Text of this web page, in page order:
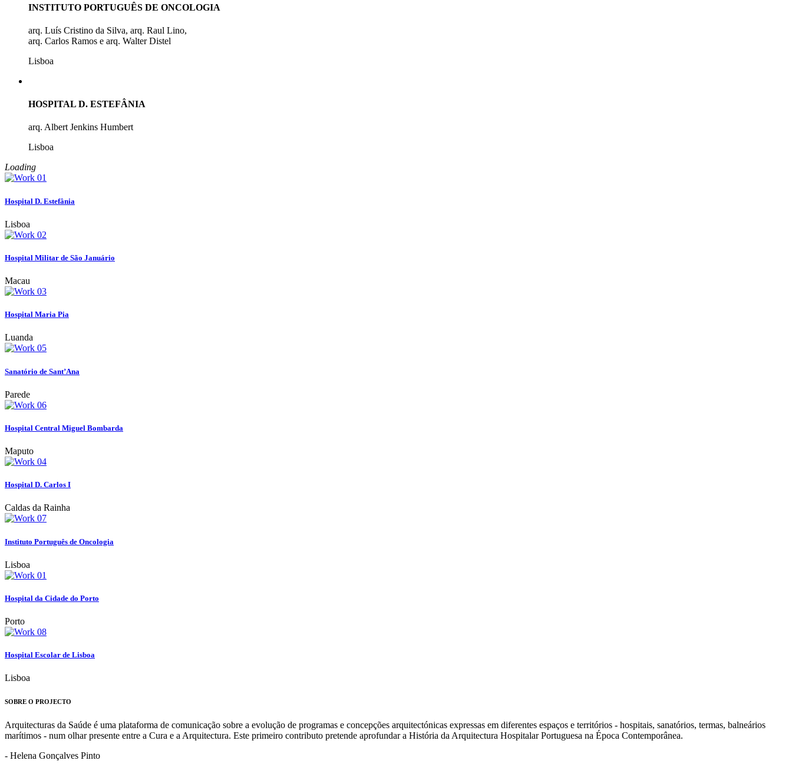
INSTITUTO PORTUGUÊS DE ONCOLOGIA
arq. Luís Cristino da Silva, arq. Raul Lino,
arq. Carlos Ramos e arq. Walter Distel
Lisboa
HOSPITAL D. ESTEFÂNIA
arq. Albert Jenkins Humbert
Lisboa
Loading
Hospital D. Estefânia
Lisboa
Hospital Militar de São Januário
Macau
Hospital Maria Pia
Luanda
Sanatório de Sant’Ana
Parede
Hospital Central Miguel Bombarda
Maputo
Hospital D. Carlos I
Caldas da Rainha
Instituto Português de Oncologia
Lisboa
Hospital da Cidade do Porto
Porto
Hospital Escolar de Lisboa
Lisboa
SOBRE O PROJECTO
Arquitecturas da Saúde é uma plataforma de comunicação sobre a evolução de programas e concepções arquitectónicas expressas em diferentes espaços e territórios - hospitais, sanatórios, termas, balneários
marítimos - num olhar presente entre a Cura e a Arquitectura. Este primeiro contributo pretende aprofundar a História da Arquitectura Hospitalar Portuguesa na Época Contemporânea.
- Helena Gonçalves Pinto